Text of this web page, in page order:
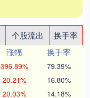
个股流出
换手率
涨幅
换手率
396.89% 79.39%
20.21% 16.80%
20.03% 14.18%